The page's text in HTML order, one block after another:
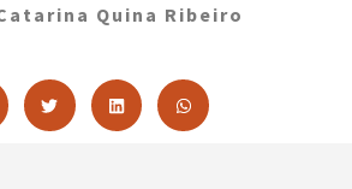
Quina Ribeiro